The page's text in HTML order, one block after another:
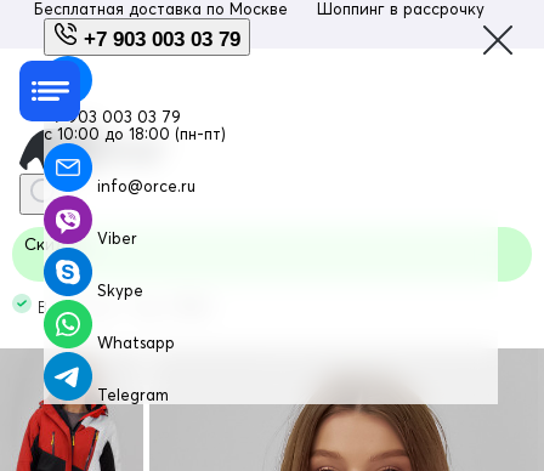
Бесплатная доставка по Москве Шоппинг в рассрочку
+7 903 003 03 79
+7 903 003 03 79
с 10:00 до 18:00 (пн-пт)
info@orce.ru
Viber
Skype
Whatsapp
Telegram
Скидка
В наличии Код: 7081Kr